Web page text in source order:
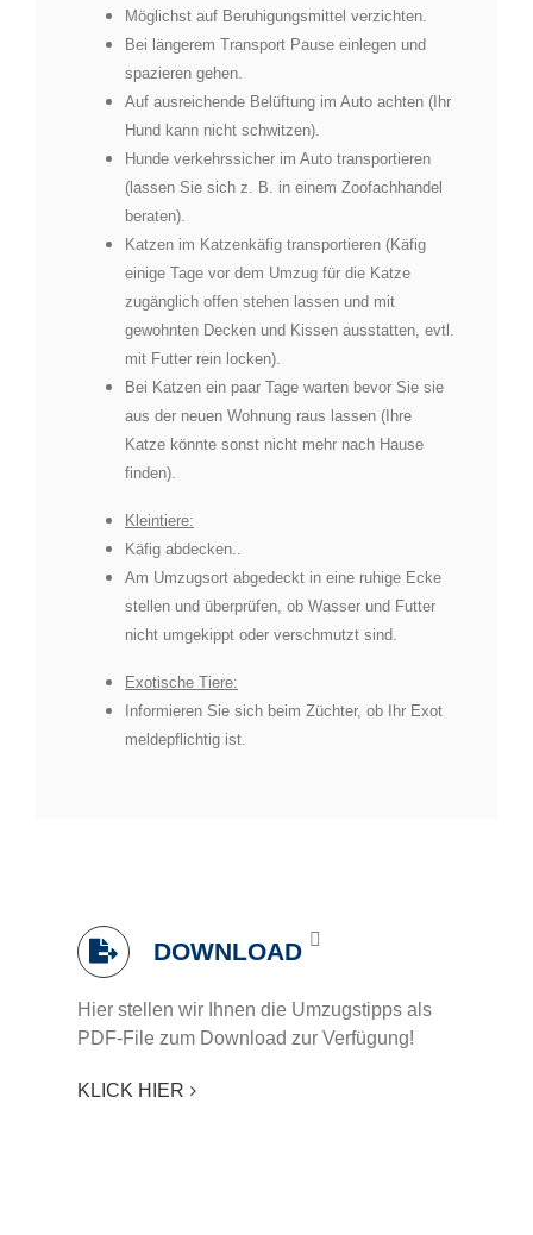
Möglichst auf Beruhigungsmittel verzichten.
Bei längerem Transport Pause einlegen und
spazieren gehen.
Auf ausreichende Belüftung im Auto achten (Ihr
Hund kann nicht schwitzen).
Hunde verkehrssicher im Auto transportieren
(lassen Sie sich z. B. in einem Zoofachhandel
beraten).
Katzen im Katzenkäfig transportieren (Käfig
einige Tage vor dem Umzug für die Katze
zugänglich offen stehen lassen und mit
gewohnten Decken und Kissen ausstatten, evtl.
mit Futter rein locken).
Bei Katzen ein paar Tage warten bevor Sie sie
aus der neuen Wohnung raus lassen (Ihre
Katze könnte sonst nicht mehr nach Hause
finden).
Kleintiere:
Käfig abdecken..
Am Umzugsort abgedeckt in eine ruhige Ecke
stellen und überprüfen, ob Wasser und Futter
nicht umgekippt oder verschmutzt sind.
Exotische Tiere:
Informieren Sie sich beim Züchter, ob Ihr Exot
meldepflichtig ist.
DOWNLOAD
Hier stellen wir Ihnen die Umzugstipps als
PDF-File zum Download zur Verfügung!
KLICK HIER